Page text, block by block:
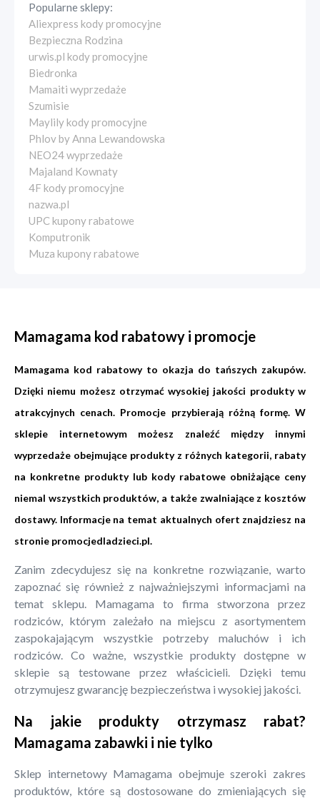
Popularne sklepy:
Aliexpress kody promocyjne
Bezpieczna Rodzina
urwis.pl kody promocyjne
Biedronka
Mamaiti wyprzedaże
Szumisie
Maylily kody promocyjne
Phlov by Anna Lewandowska
NEO24 wyprzedaże
Majaland Kownaty
4F kody promocyjne
nazwa.pl
UPC kupony rabatowe
Komputronik
Muza kupony rabatowe
Mamagama kod rabatowy i promocje
Mamagama kod rabatowy to okazja do tańszych zakupów.
Dzięki niemu możesz otrzymać wysokiej jakości produkty w
atrakcyjnych cenach. Promocje przybierają różną formę. W
sklepie internetowym możesz znaleźć między innymi
wyprzedaże obejmujące produkty z różnych kategorii, rabaty
na konkretne produkty lub kody rabatowe obniżające ceny
niemal wszystkich produktów, a także zwalniające z kosztów
dostawy. Informacje na temat aktualnych ofert znajdziesz na
stronie promocjedladzieci.pl.
Zanim zdecydujesz się na konkretne rozwiązanie, warto
zapoznać się również z najważniejszymi informacjami na
temat sklepu. Mamagama to firma stworzona przez
rodziców, którym zależało na miejscu z asortymentem
zaspokajającym wszystkie potrzeby maluchów i ich
rodziców. Co ważne, wszystkie produkty dostępne w
sklepie są testowane przez właścicieli. Dzięki temu
otrzymujesz gwarancję bezpieczeństwa i wysokiej jakości.
Na jakie produkty otrzymasz rabat?
Mamagama zabawki i nie tylko
Sklep internetowy Mamagama obejmuje szeroki zakres
produktów, które są dostosowane do zmieniających się